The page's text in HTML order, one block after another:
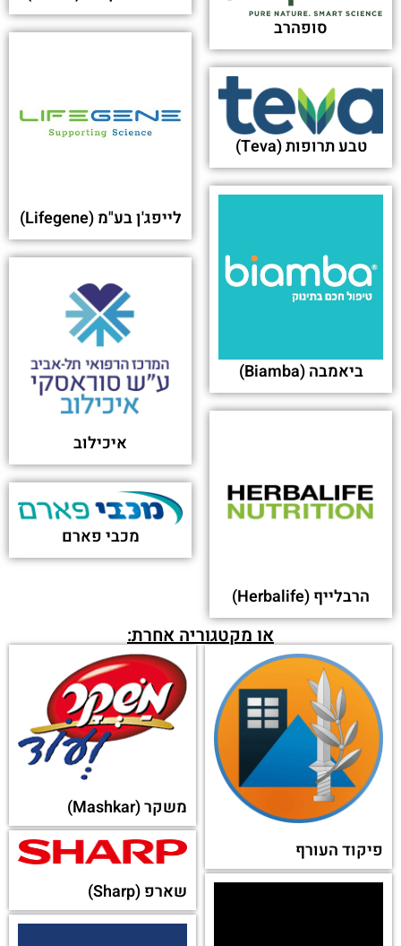
סופהרב
לייפג'ן בע"מ (Lifegene)
טבע תרופות (Teva)
ביאמבה (Biamba)
איכילוב
הרבלייף (Herbalife)
מכבי פארם
או מקטגוריה אחרת:
פיקוד העורף
משקר (Mashkar)
שארפ (Sharp)